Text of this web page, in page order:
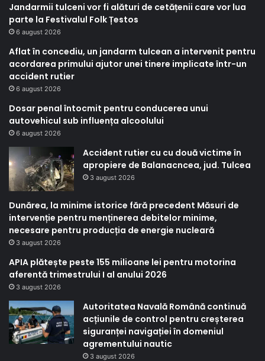
Jandarmii tulceni vor fi alături de cetățenii care vor lua
parte la Festivalul Folk Țestos
6 august 2026
Aflat în concediu, un jandarm tulcean a intervenit pentru
acordarea primului ajutor unei tinere implicate într-un
accident rutier
6 august 2026
Dosar penal întocmit pentru conducerea unui
autovehicul sub influența alcoolului
6 august 2026
Accident rutier cu cu două victime în
apropiere de Balanacncea, jud. Tulcea
3 august 2026
Dunărea, la minime istorice fără precedent Măsuri de
intervenție pentru menținerea debitelor minime,
necesare pentru producția de energie nucleară
3 august 2026
APIA plătește peste 155 milioane lei pentru motorina
aferentă trimestrului I al anului 2026
3 august 2026
Autoritatea Navală Română continuă
acțiunile de control pentru creșterea
siguranței navigației în domeniul
agrementului nautic
3 august 2026